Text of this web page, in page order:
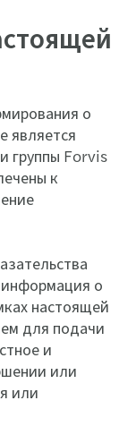
о
является
группы Forvis
к
о
настоящей
для подачи
и
или
или